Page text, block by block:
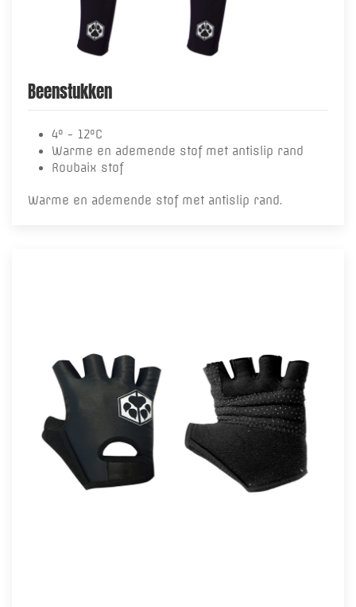
Beenstukken
4° - 12°C
Warme en ademende stof met antislip rand
Roubaix stof
Warme en ademende stof met antislip rand.